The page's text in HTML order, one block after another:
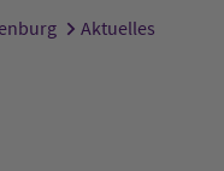
Aktuelles